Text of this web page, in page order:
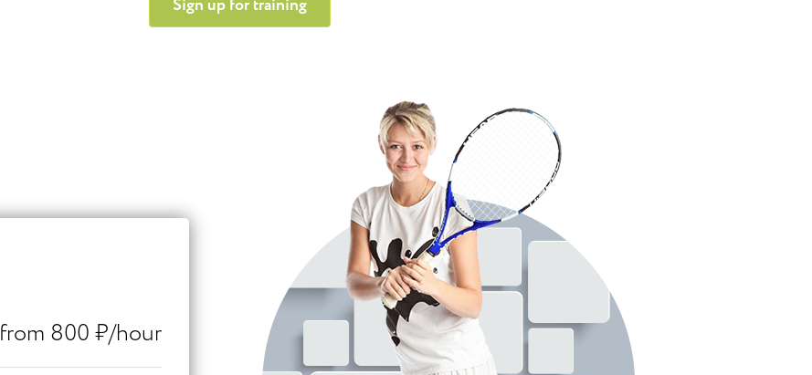
Sign up for training
from 800 ₽/hour